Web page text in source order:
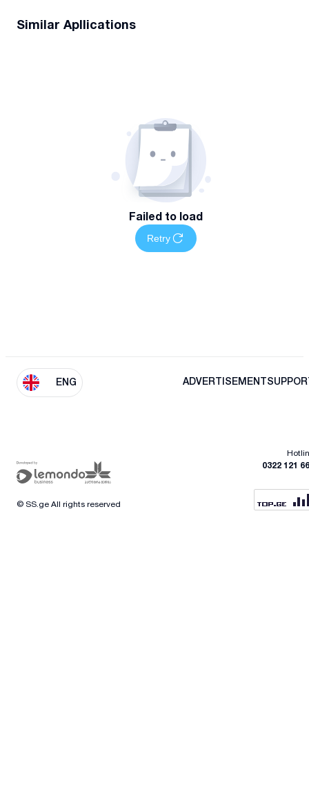
Similar Apllications
Failed to load
Retry
ENG ADVERTISEMENT
0322 121
© SS.ge All rights reserved